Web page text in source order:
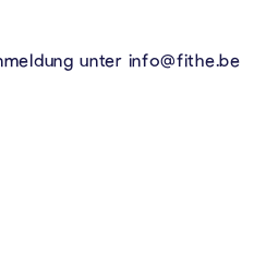
unter info@fithe.be